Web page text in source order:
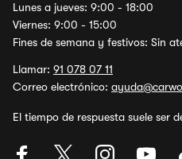
Lunes a jueves: 9:00 - 18:00
Viernes: 9:00 - 15:00
Fines de semana y festivos: Sin
Llamar: 91 078 07 11
Correo electrónico:
El tiempo de respuesta suele ser